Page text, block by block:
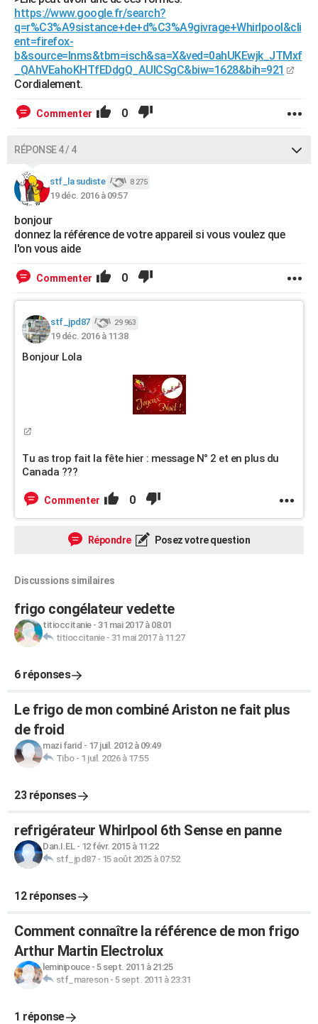
https://www.google.fr/search?
q=r%C3%A9sistance+de+d%C3%A9givrage+Whirlpool&cli
ent=firefox-
b&source=lnms&tbm=isch&sa=X&ved=0ahUKEwjk_JTMxf
_QAhVEahoKHTfEDdgQ_AUICSgC&biw=1628&bih=921
Cordialement.
Commenter 0
RÉPONSE 4 / 4
stf_la sudiste 8 275
19 déc. 2016 à 09:57
bonjour
donnez la référence de votre appareil si vous voulez que
l'on vous aide
Commenter 0
stf_jpd87 29 963
19 déc. 2016 à 11:38
Bonjour Lola
Tu as trop fait la fête hier : message N° 2 et en plus du
Canada ???
Commenter 0
Répondre Posez votre question
Discussions similaires
frigo congélateur vedette
titioccitanie- 31 mai 2017 à 08:01
titioccitanie- 31 mai 2017 à 11:27
6 réponses
Le frigo de mon combiné Ariston ne fait plus
de froid
mazi farid - 17 juil. 2012 à 09:49
Tibo- 1 juil. 2026 à 17:55
23 réponses
refrigérateur Whirlpool 6th Sense en panne
Dan.I.EL- 12 févr. 2015 à 11:22
stf_jpd87- 15 août 2025 à 07:52
12 réponses
Comment connaître la référence de mon frigo
Arthur Martin Electrolux
leminipouce- 5 sept. 2011 à 21:25
stf_mareson- 5 sept. 2011 à 23:31
1 réponse